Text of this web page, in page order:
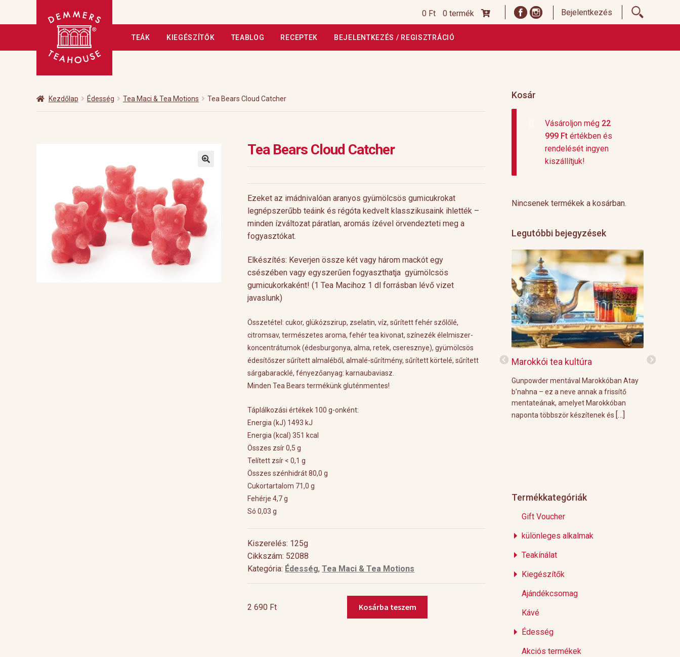
0 Ft 0 termék Bejelentkezés
navigációhoz
Kilépés
tartalomba
TEÁK KIEGÉSZÍTŐK TEABLOG RECEPTEK BEJELENTKEZÉS / REGISZTRÁCIÓ
Üzleteink Vendéglátás Visszautasított fizetés Webáruház Rólunk HoReCa Impresszum
Kezdőlap Édesség Tea Maci & Tea Motions Tea Bears Cloud Catcher
Tea Bears Cloud Catcher
Ezeket az imádnivalóan aranyos gyümölcsös gumicukrokat
legnépszerűbb teáink és régóta kedvelt klasszikusaink ihlették –
minden ízváltozat páratlan, aromás ízével örvendezteti meg a
fogyasztókat.
Elkészítés: Keverjen össze két vagy három mackót egy
csészében vagy egyszerűen fogyaszthatja gyümölcsös
gumicukorkaként! (1 Tea Macihoz 1 dl forrásban lévő vizet
javaslunk)
Összetétel: cukor, glükózszirup, zselatin, víz, sűrített fehér szőlőlé,
citromsav, természetes aroma, fehér tea kivonat, színezék élelmiszer-
koncentrátumok (édesburgonya, alma, retek, cseresznye), gyümölcsös
édesítőszer sűrített almaléből, almalé-sűrítmény, sűrített körtelé, sűrített
sárgabaracklé, fényezőanyag: karnaubaviasz.
Minden Tea Bears termékünk gluténmentes!
Táplálkozási értékek 100 g-onként:
Energia (kJ) 1493 kJ
Energia (kcal) 351 kcal
Összes zsír 0,5 g
Telített zsír < 0,1 g
Összes szénhidrát 80,0 g
Cukortartalom 71,0 g
Fehérje 4,7 g
Só 0,03 g
Kiszerelés: 125g
Cikkszám: 52088
Kategória: Édesség,Tea Maci & Tea Motions
2 690 Ft Kosárba teszem
Kosár
Vásároljon még 22
999 Ft értékben és
rendelését ingyen
kiszállítjuk!
Nincsenek termékek a kosárban.
Legutóbbi bejegyzések
Cocktail Time
Nyári estéken jól esik egy hűsítő koktél.
Nagy örömünkre a tea egyre nagyobb
készítő mesterek is egyre több[…]
Levendulás aperitif
Hozzávalók 1 pohárhoz: 3 g Demmers
Marokkói tea kultúra
Gunpowder mentával Marokkóban Atay
b’nahna – ez a neve annak a frissítő
mentateának, amelyet Marokkóban
naponta többször készítenek és […]
Grillre
Termékkategóriák
Gift Voucher
különleges alkalmak
Teakínálat
Kiegészítők
Ajándékcsomag
Kávé
Édesség
Akciós termékek